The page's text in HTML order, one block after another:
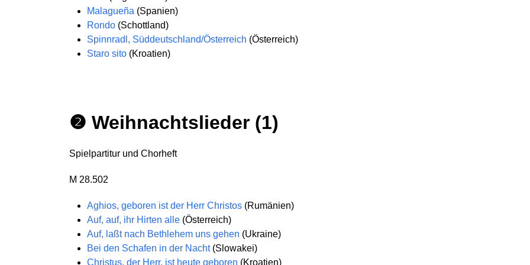
Malagueña (Spanien)
Rondo (Schottland)
Spinnradl, Süddeutschland/Österreich (Österreich)
Staro sito (Kroatien)
❷ Weihnachtslieder (1)
Spielpartitur und Chorheft
M 28.502
Aghios, geboren ist der Herr Christos (Rumänien)
Auf, auf, ihr Hirten alle (Österreich)
Auf, laßt nach Bethlehem uns gehen (Ukraine)
Bei den Schafen in der Nacht(Slowakei)
Christus, der Herr, ist heute geboren (Kroatien)